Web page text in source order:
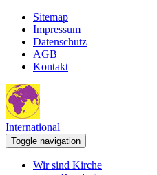
Sitemap
Impressum
Datenschutz
AGB
Kontakt
International
Toggle navigation
Wir sind Kirche